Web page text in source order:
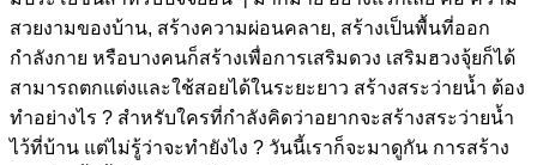
สวยงามของบ้าน, สร้างความผ่อนคลาย, สร้างเป็นพื้นที่ออก
กำลังกาย หรือบางคนก็สร้างเพื่อการเสริมดวง เสริมฮวงจุ้ยก็ได้
สามารถตกแต่งและใช้สอยได้ในระยะยาว สร้างสระว่ายน้ำ ต้อง
ทำอย่างไร ? สำหรับใครที่กำลังคิดว่าอยากจะสร้างสระว่ายน้ำ
ไว้ที่บ้าน แต่ไม่รู้ว่าจะทำยังไง ? วันนี้เราก็จะมาดูกัน การสร้าง